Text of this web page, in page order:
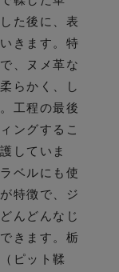
た後に、表
きます。特
、ヌメ革な
らかく、し
工程の最後
ングするこ
していま
ベルにも使
特徴で、ジ
んどんなじ
きます。栃
ピット鞣